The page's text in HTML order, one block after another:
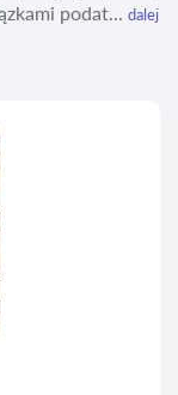
podat... dalej